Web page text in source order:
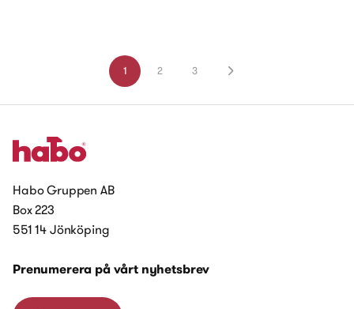
1 2 3
Habo Gruppen AB
Box 223
551 14 Jönköping
Prenumerera på vårt nyhetsbrev